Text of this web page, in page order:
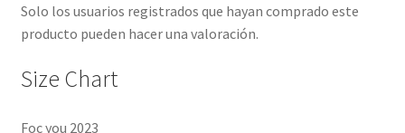
Solo los usuarios registrados que hayan comprado este
producto pueden hacer una valoración.
Size Chart
Foc you 2023